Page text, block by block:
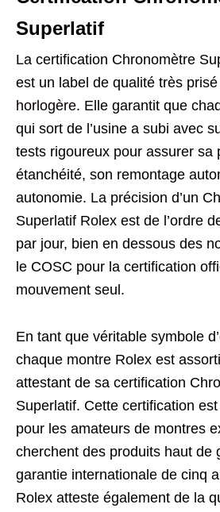
Superlatif
La certification Chronomètre
est un label de qualité très prisé
horlogère. Elle garantit que
qui sort de l’usine a subi avec
tests rigoureux pour assurer sa
étanchéité, son remontage
autonomie. La précision d’un
Superlatif Rolex est de l’ordre
par jour, bien en dessous des
le COSC pour la certification
mouvement seul.
En tant que véritable symbole
chaque montre Rolex est
attestant de sa certification
Superlatif. Cette certification
pour les amateurs de montres
cherchent des produits haut de
garantie internationale de cinq
Rolex atteste également de la